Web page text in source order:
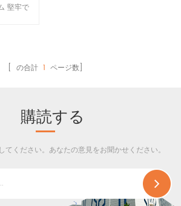
堅牢で
および
[ の合計 1 ページ数]
購読する
てください。あなたの意見をお聞かせください。